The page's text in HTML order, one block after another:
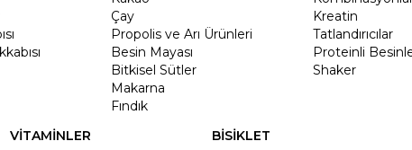
Çay
Propolis ve Arı Ürünleri
Besin Mayası
Bitkisel Sütler
Makarna
Fındık
Kreatin
Tatlandırıcılar
Proteinli
Shaker
VİTAMİNLER
BİSİKLET